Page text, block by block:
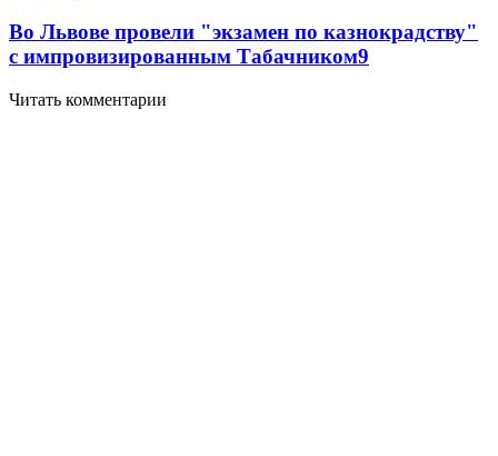
Во Львове провели "экзамен по казнокрадству"
с импровизированным Табачником9
Читать комментарии